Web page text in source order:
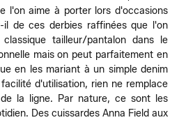
l'on aime à porter lors d'occasions
il de ces derbies raffinées que l'on
tailleur/pantalon dans le
mais on peut parfaitement en
en les mariant à un simple denim
d'utilisation, rien ne remplace
la ligne. Par nature, ce sont les
Des cuissardes Anna Field aux